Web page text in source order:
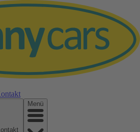
Menü